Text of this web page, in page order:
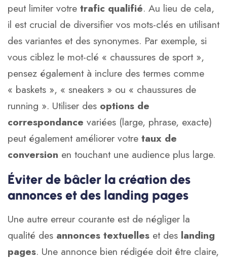
peut limiter votre trafic qualifié. Au lieu de cela,
il est crucial de diversifier vos mots-clés en utilisant
des variantes et des synonymes. Par exemple, si
vous ciblez le mot-clé « chaussures de sport »,
pensez également à inclure des termes comme
« baskets », « sneakers » ou « chaussures de
running ». Utiliser des options de
correspondance variées (large, phrase, exacte)
peut également améliorer votre taux de
conversion en touchant une audience plus large.
Éviter de bâcler la création des
annonces et des landing pages
Une autre erreur courante est de négliger la
qualité des annonces textuelles et des landing
pages. Une annonce bien rédigée doit être claire,